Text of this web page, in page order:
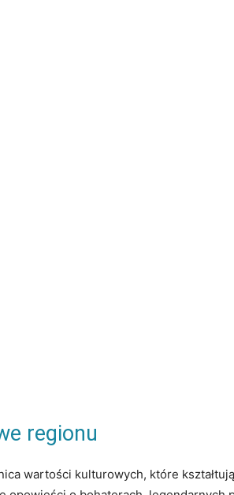
regionu
wartości kulturowych, które